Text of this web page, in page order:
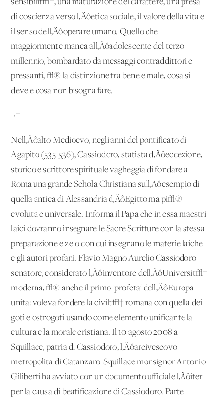
sensibilit√†, una maturazione del carattere, una presa
di coscienza verso l‚Äôetica sociale, il valore della vita e
il senso dell‚Äôoperare umano. Quello che
maggiormente manca all‚Äôadolescente del terzo
millennio, bombardato da messaggi contraddittori e
pressanti, √® la distinzione tra bene e male, cosa si
deve e cosa non bisogna fare.
¬†
Nell‚Äôalto Medioevo, negli anni del pontificato di
Agapito (535-536), Cassiodoro, statista d‚Äôeccezione,
storico e scrittore spirituale vagheggia di fondare a
Roma una grande Schola Christiana sull‚Äôesempio di
quella antica di Alessandria d‚ÄôEgitto ma pi√π
evoluta e universale. Informa il Papa che in essa maestri
laici dovranno insegnare le Sacre Scritture con la stessa
preparazione e zelo con cui insegnano le materie laiche
e gli autori profani. Flavio Magno Aurelio Cassiodoro
senatore, considerato l‚Äôinventore dell‚ÄôUniversit√†
moderna, √® anche il primo 'profeta' dell‚ÄôEuropa
unita: voleva fondere la civilt√† romana con quella dei
goti e ostrogoti usando come elemento unificante la
cultura e la morale cristiana. Il 10 agosto 2008 a
Squillace, patria di Cassiodoro, l‚Äôarcivescovo
metropolita di Catanzaro-Squillace monsignor Antonio
Giliberti ha avviato con un documento ufficiale l‚Äôiter
per la causa di beatificazione di Cassiodoro. Parte